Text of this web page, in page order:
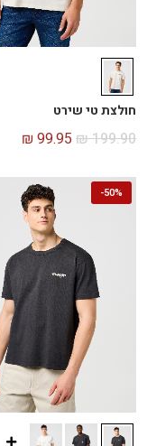
חולצת טי שירט
₪199.90
₪ 99.95
50%
-